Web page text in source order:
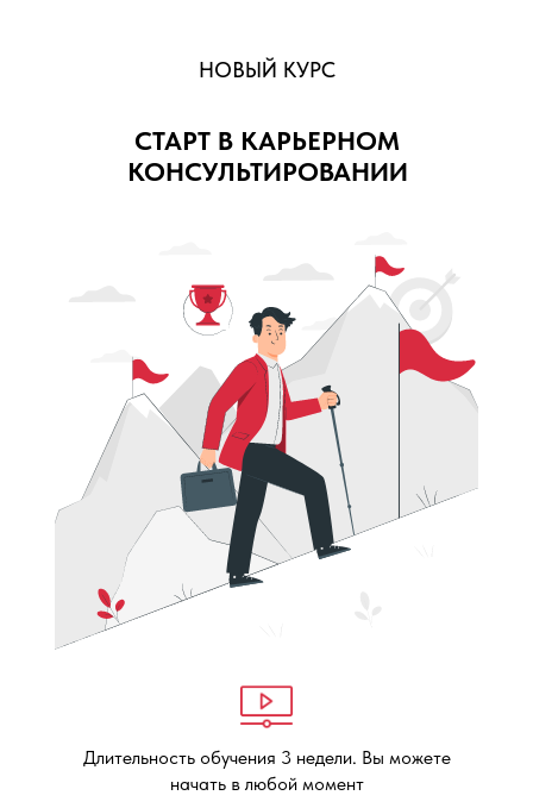
НОВЫЙ КУРС
СТАРТ В КАРЬЕРНОМ
КОНСУЛЬТИРОВАНИИ
Длительность обучения 3 недели. Вы можете
начать в любой момент